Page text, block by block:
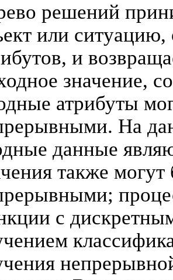
решений
или
и
значение,
атрибуты
На
данные
также
с